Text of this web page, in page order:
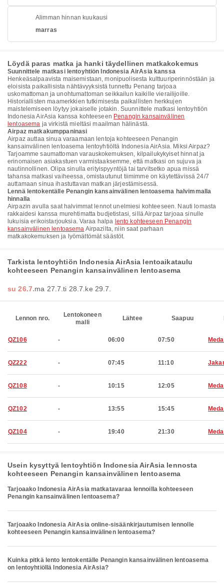
Alimman hinnan kuukausi
marras
Löydä paras matka ja hanki täydellinen matkakokemus
Suunnittele matkasi lentoyhtiön Indonesia AirAsia kanssa
Henkeäsalpaavista maisemistaan, monipuolisesta kulttuuriperinnöstään ja
eloisista paikallisista nähtävyyksistä tunnettu Penang tarjoaa
uskomattoman ja unohtumattoman seikkailun kaikille vierailijoille.
Historiallisten maamerkkien tutkimisesta paikallisten herkkujen
maistelemiseen löytyy jokaiselle jotakin. Suunnittele matkasi lentoyhtiön
Indonesia AirAsia kanssa kohteeseen Penangin kansainvälinen
lentoasema ja virkistä mieltäsi maailman hälinästä.
Airpaz matkakumppaninasi
Airpaz auttaa sinua varaamaan lentoja kohteeseen Penangin
kansainvälinen lentoasema lentoyhtiöltä Indonesia AirAsia. Miksi Airpaz?
Tarjoamme saumattoman varauskokemuksen, kilpailukykyiset hinnat ja
erinomaisen asiakastuen varmistaaksemme, että matkasi on sujuva ja
nautinnollinen. Olipa sinulla erityispyyntöjä tai tarvitsetko apua missä
tahansa matkasi vaiheessa, omistautunut tiimimme on käytettävissä 24/7
auttamaan sinua ihastuttavan matkan järjestämisessä.
Lennä lentokentälle Penangin kansainvälinen lentoasema halvimmalla
hinnalla
Airpazin avulla saat halvimmat lennot unelmiesi kohteeseen. Nauti lomasta
rakkaidesi kanssa murehtimatta budjetistasi, sillä Airpaz tarjoaa sinulle
lukuisia erikoistarjouksia. Varaa halpa lento kohteeseen Penangin
kansainvälinen lentoasema Airpazilta, niin saat parhaan
matkakokemuksen ja lyömättömät säästöt.
Tarkista lentoyhtiön Indonesia AirAsia lentoaikataulu
kohteeseen Penangin kansainvälinen lentoasema
su 26.7.ma 27.7.ti 28.7. ke 29.7.
Lennon nro.
Lentokoneen
malli
Lähtee Saapuu
QZ106 - 06:00 07:50
QZ222 - 07:45 11:10
QZ108 - 10:15 12:05
QZ102 - 13:55 15:45
QZ104 - 19:40 21:30
Usein kysyttyä lentoyhtiön Indonesia AirAsia lennosta
kohteeseen Penangin kansainvälinen lentoasema
Tarjoaako Indonesia AirAsia matkatavaraa lennoilla kohteeseen
Penangin kansainvälinen lentoasema?
Tarjoaako Indonesia AirAsia online-sisäänkirjautumisen lennolle
kohteeseen Penangin kansainvälinen lentoasema?
Kuinka pitkä lento lentokentälle Penangin kansainvälinen lentoasema
on lentoyhtiöllä Indonesia AirAsia?